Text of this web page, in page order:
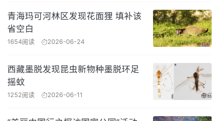
青海玛可河林区发现花面狸 填补该
省空白
1654阅读 2026-06-24
西藏墨脱发现昆虫新物种墨脱环足
摇蚊
1252阅读 2026-06-11